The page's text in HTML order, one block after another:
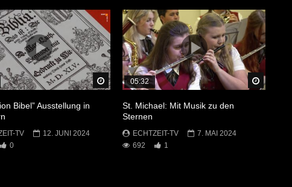
Später Ansehen
Bibel” Ausstellung in
TV
12. JUNI 2024
0
Später
05:32
St. Michael: Mit Musik zu den
Sternen
ECHTZEIT-TV
7. MAI 2024
692
1